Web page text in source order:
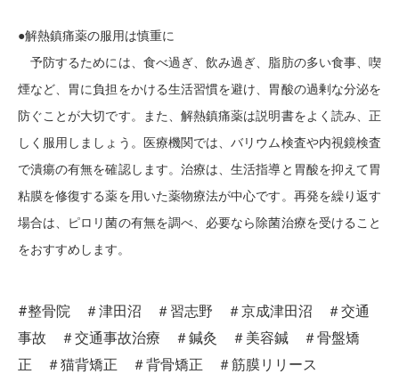
●解熱鎮痛薬の服用は慎重に
予防するためには、食べ過ぎ、飲み過ぎ、脂肪の多い食事、喫
煙など、胃に負担をかける生活習慣を避け、胃酸の過剰な分泌を
防ぐことが大切です。また、解熱鎮痛薬は説明書をよく読み、正
しく服用しましょう。医療機関では、バリウム検査や内視鏡検査
で潰瘍の有無を確認します。治療は、生活指導と胃酸を抑えて胃
粘膜を修復する薬を用いた薬物療法が中心です。再発を繰り返す
場合は、ピロリ菌の有無を調べ、必要なら除菌治療を受けること
をおすすめします。
#整骨院 ＃津田沼 ＃習志野 ＃京成津田沼 ＃交通
事故 ＃交通事故治療 ＃鍼灸 ＃美容鍼 ＃骨盤矯
正 ＃猫背矯正 ＃背骨矯正 ＃筋膜リリース